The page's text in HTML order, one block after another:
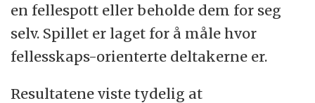
en fellespott eller beholde dem for seg
selv. Spillet er laget for å måle hvor
fellesskaps-orienterte deltakerne er.
Resultatene viste tydelig at